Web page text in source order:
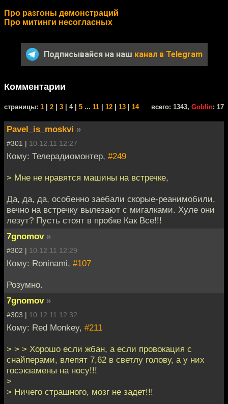
Про разгоны демонстраций
Про митинги несогласных
Подписывайся на наш канал в Telegram
Комментарии
cтраницы: 1 2 3 | 4 | 5 ... 11 12 13 14 всего: 1343, Goblin: 17
Pavel_is_moskvi »
#301 | 10.12.11 12:27
Кому: Телерадиомонтер, #249
> Мне не нравятся машины на встречке,
Да, да, да, особенно заебали скорые-реанимобили,
вечно на встречку вылезают с мигалками. Хуле они
лезут? Пусть стоят в пробке Как Все!!!
7gnomov »
#302 | 10.12.11 12:29
Кому: Roninami, #107
Розумно.
7gnomov »
#303 | 10.12.11 12:32
Кому: Red Monkey, #211
> > > Хорошо если жбан, а если провокация с
снайперами, влепят 7,62 в светлу голову, а у них
госэкзамены на носу!!!
>
> Ничего страшного, мозг не задет!!!